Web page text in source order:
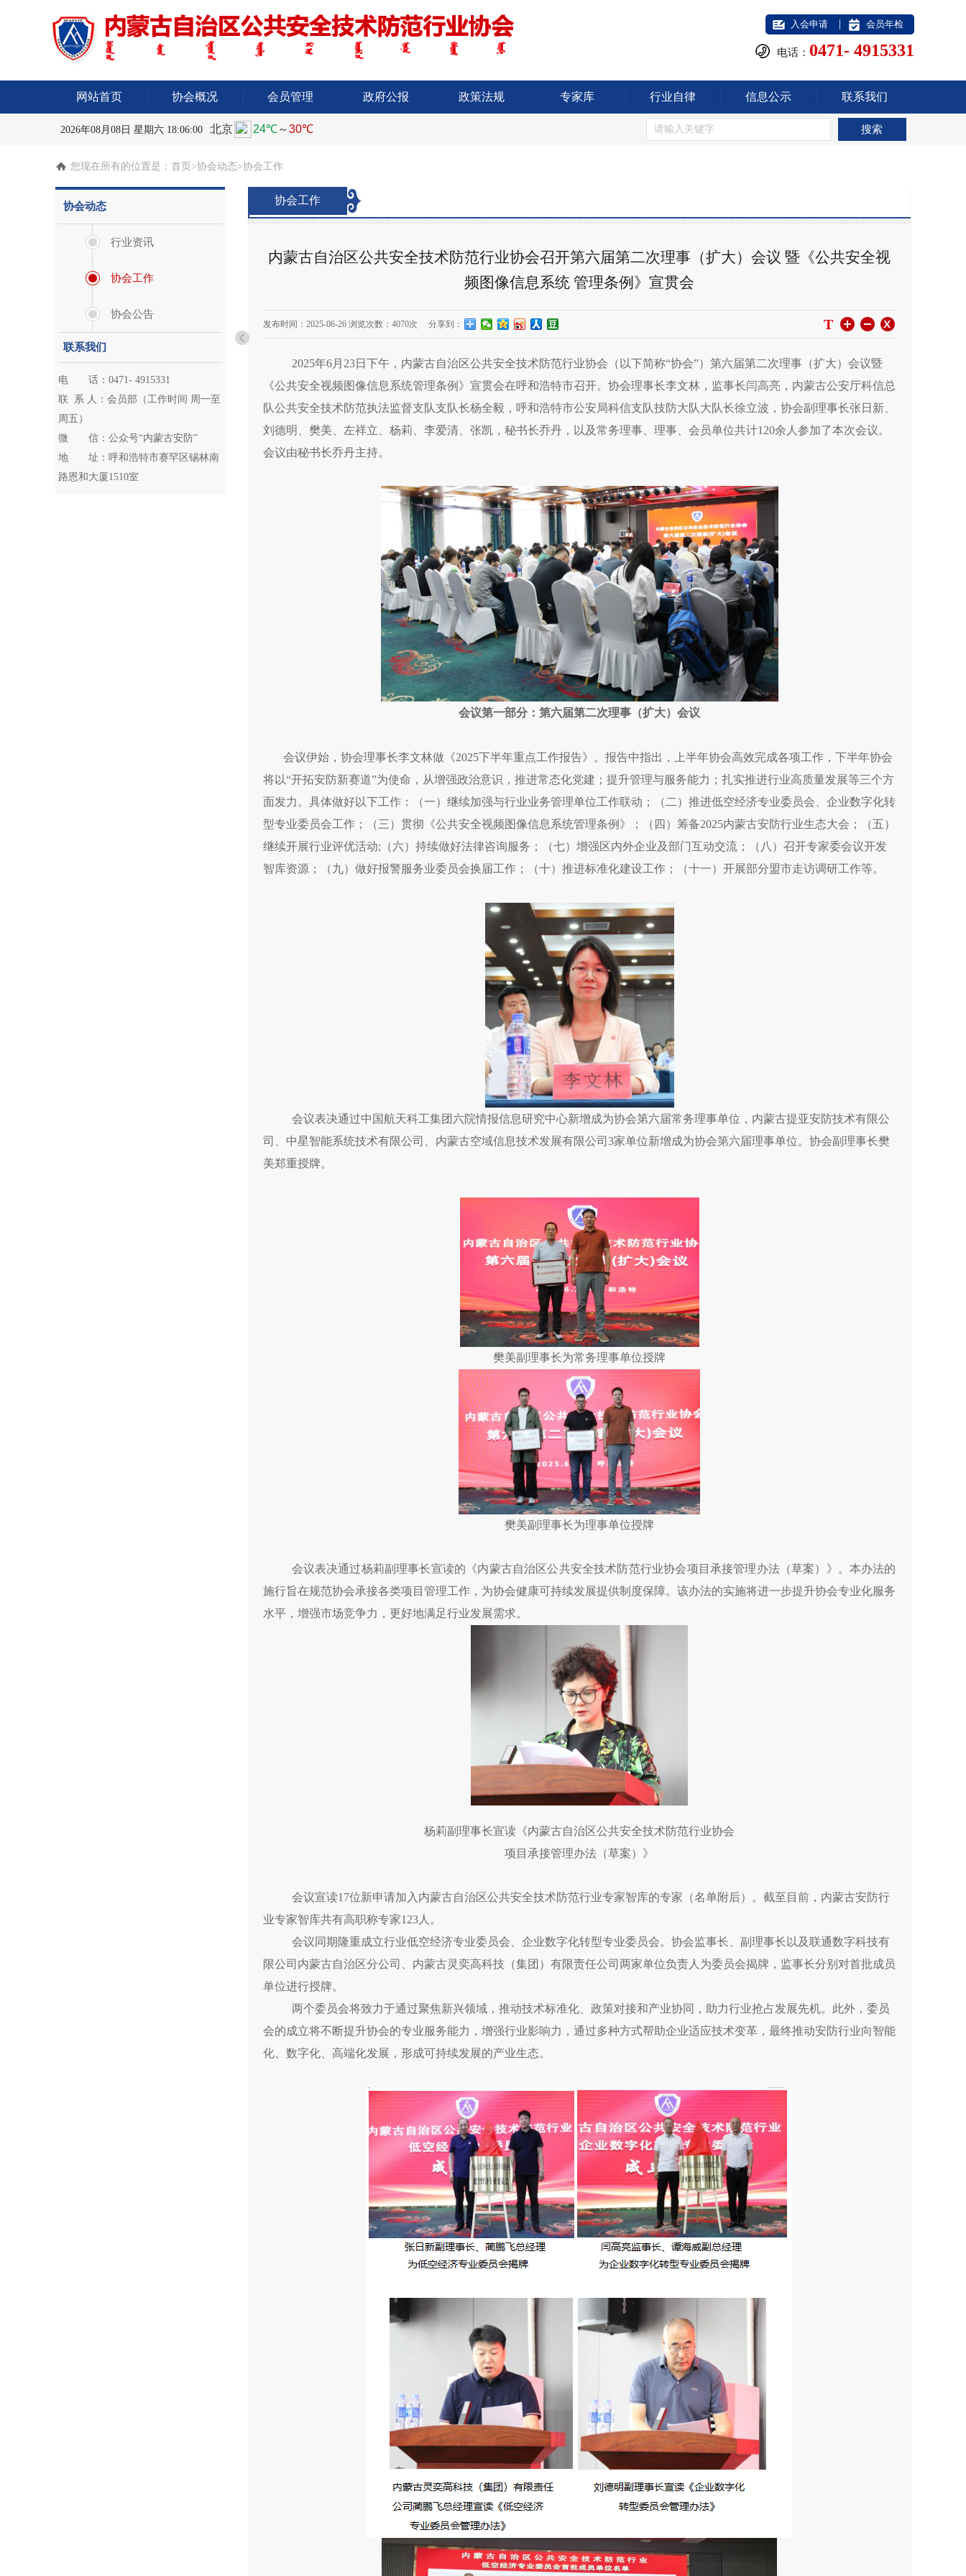
入会申请 | 会员年检
电话： 0471- 4915331
网站首页 协会概况 会员管理 政府公报 政策法规 专家库 行业自律 信息公示 联系我们
2026年08月08日 星期六 18:06:01
您现在所有的位置是： 首页 >协会动态>协会工作
协会动态
行业资讯
协会工作
协会公告
联系我们
电 话：0471- 4915331
联 系 人：会员部（工作时间 周一至
周五）
微 信：公众号“内蒙古安防”
地 址：呼和浩特市赛罕区锡林南
路恩和大厦1510室
协会工作
内蒙古自治区公共安全技术防范行业协会召开第六届第二次理事（扩大）会议 暨《公共安全视
频图像信息系统 管理条例》宣贯会
发布时间： 2025-06-26浏览次数： 4070次 分享到： T
2025年6月23日下午，内蒙古自治区公共安全技术防范行业协会（以下简称“协会”）第六届第二次理事（扩大）会议暨
《公共安全视频图像信息系统管理条例》宣贯会在呼和浩特市召开。协会理事长李文林，监事长闫高亮， 内蒙古公安厅科信总
队公共安全技术防范执法监督支队支队长杨全毅，呼和浩特市公安局科信支队技防大队大队长徐立波，协会副理事长张日新、
刘德明、樊美、左祥立、杨莉、李爱清、张凯，秘书长乔丹，以及常务理事、理事、会员单位共计120余人参加了本次会议。
会议由秘书长乔丹主持。
会议第一部分：第六届第二次理事（扩大）会议
会议伊始，协会理事长李文林做《2025下半年重点工作报告》。报告中指出，上半年协会高效完成各项工作，下半年协会
将以“开拓安防新赛道”为使命，从增强政治意识，推进常态化党建；提升管理与服务能力；扎实推进行业高质量发展等三个方
面发力。具体做好以下工作：（一）继续加强与行业业务管理单位工作联动；（二）推进低空经济专业委员会、企业数字化转
型专业委员会工作；（三）贯彻《公共安全视频图像信息系统管理条例》；（四）筹备2025内蒙古安防行业生态大会；（五）
继续开展行业评优活动;（六）持续做好法律咨询服务；（七）增强区内外企业及部门互动交流；（八）召开专家委会议开发
智库资源；（九）做好报警服务业委员会换届工作；（十）推进标准化建设工作；（十一）开展部分盟市走访调研工作等。
会议表决通过中国航天科工集团六院情报信息研究中心新增成为协会第六届常务理事单位，内蒙古提亚安防技术有限公
司、中星智能系统技术有限公司、内蒙古空域信息技术发展有限公司3家单位新增成为协会第六届理事单位。协会副理事长樊
美郑重授牌。
樊美副理事长为常务理事单位授牌
樊美副理事长为理事单位授牌
会议表决通过杨莉副理事长宣读的《内蒙古自治区公共安全技术防范行业协会项目承接管理办法（草案）》。本办法的
施行旨在规范协会承接各类项目管理工作，为协会健康可持续发展提供制度保障。该办法的实施将进一步提升协会专业化服务
水平，增强市场竞争力，更好地满足行业发展需求。
杨莉副理事长宣读《内蒙古自治区公共安全技术防范行业协会
项目承接管理办法（草案）》
会议宣读17位新申请加入内蒙古自治区公共安全技术防范行业专家智库的专家（名单附后）
。截至目前，内蒙古安防行
业专家智库共有高职称专家123人。
会议同期隆重成立行业低空经济专业委员会、 企业数字化转型专业委员会。协会监事长、副理事长以及联通数字科技有
限公司内蒙古自治区分公司、内蒙古灵奕高科技（集团）有限责任公司两家单位负责人为委员会揭牌，监事长分别对首批成员
单位进行授牌。
两个委员会将致力于通过聚焦新兴领域，推动技术标准化、政策对接和产业协同，助力行业抢占发展先机。此外，委员
会的成立将不断提升协会的专业服务能力，增强行业影响力，通过多种方式帮助企业适应技术变革，最终推动安防行业向智能
化、数字化、高端化发展，形成可持续发展的产业生态。